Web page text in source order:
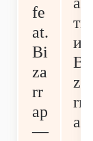
fe
at.
Bi
za
rr
ap
—
ти
и
Bi
za
rr
ap